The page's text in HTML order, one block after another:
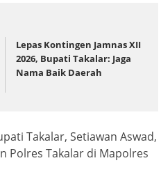
Lepas Kontingen Jamnas XII
2026, Bupati Takalar: Jaga
Nama Baik Daerah
Takalar, Setiawan Aswad,
Polres Takalar di Mapolres